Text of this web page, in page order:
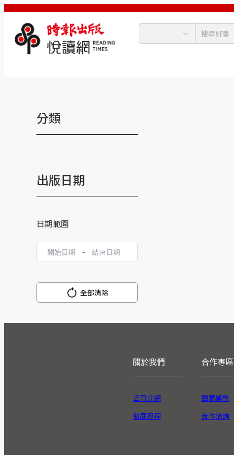
分類
出版日期
日期範圍
-
全部清除
關於我們
公司介紹
發展歷程
合作專區
團購業務
合作洽詢